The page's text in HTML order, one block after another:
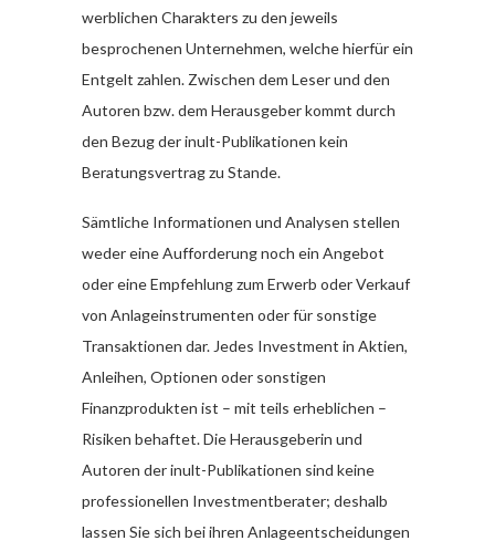
werblichen Charakters zu den jeweils
besprochenen Unternehmen, welche hierfür ein
Entgelt zahlen. Zwischen dem Leser und den
Autoren bzw. dem Herausgeber kommt durch
den Bezug der inult-Publikationen kein
Beratungsvertrag zu Stande.
Sämtliche Informationen und Analysen stellen
weder eine Aufforderung noch ein Angebot
oder eine Empfehlung zum Erwerb oder Verkauf
von Anlageinstrumenten oder für sonstige
Transaktionen dar. Jedes Investment in Aktien,
Anleihen, Optionen oder sonstigen
Finanzprodukten ist – mit teils erheblichen –
Risiken behaftet. Die Herausgeberin und
Autoren der inult-Publikationen sind keine
professionellen Investmentberater; deshalb
lassen Sie sich bei ihren Anlageentscheidungen